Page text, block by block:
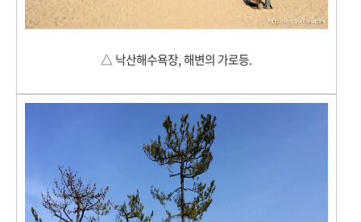
△ 낙산해수욕장, 해변의 가로등.